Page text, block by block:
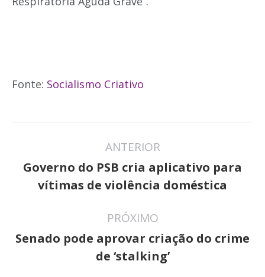
Fonte: Socialismo Criativo
de
post:
ANTERIOR
Post
anterior:
Governo do PSB cria aplicativo para
vítimas de violência doméstica
PRÓXIMO
Próximo
post:
Senado pode aprovar criação do crime
de ‘stalking’